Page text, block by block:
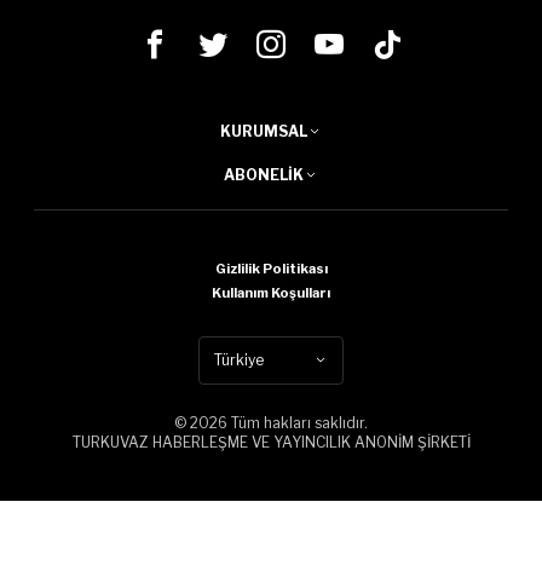
KURUMSAL
ABONELIK
Gizlilik Politikası
Kullanım Koşulları
Türkiye
© 2026 Tüm hakları saklıdır.
TURKUVAZ HABERLEŞME VE YAYINCILIK ANONİM ŞİRKETİ